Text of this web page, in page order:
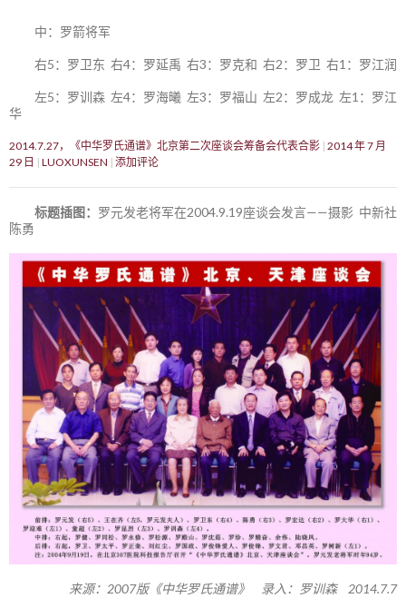
中：罗箭将军
右5：罗卫东 右4：罗延禹 右3：罗克和 右2：罗卫 右1：罗江润
左5：罗训森 左4：罗海曦 左3：罗福山 左2：罗成龙 左1：罗江
华
2014.7.27，《中华罗氏通谱》北京第二次座谈会筹备会代表合影 2014 年 7 月
29 日
LUOXUNSEN 添加评论
标题插图： 罗元发老将军在2004.9.19座谈会发言——摄影 中新社
陈勇
来源：2007版《中华罗氏通谱》 录入：罗训森 2014.7.7